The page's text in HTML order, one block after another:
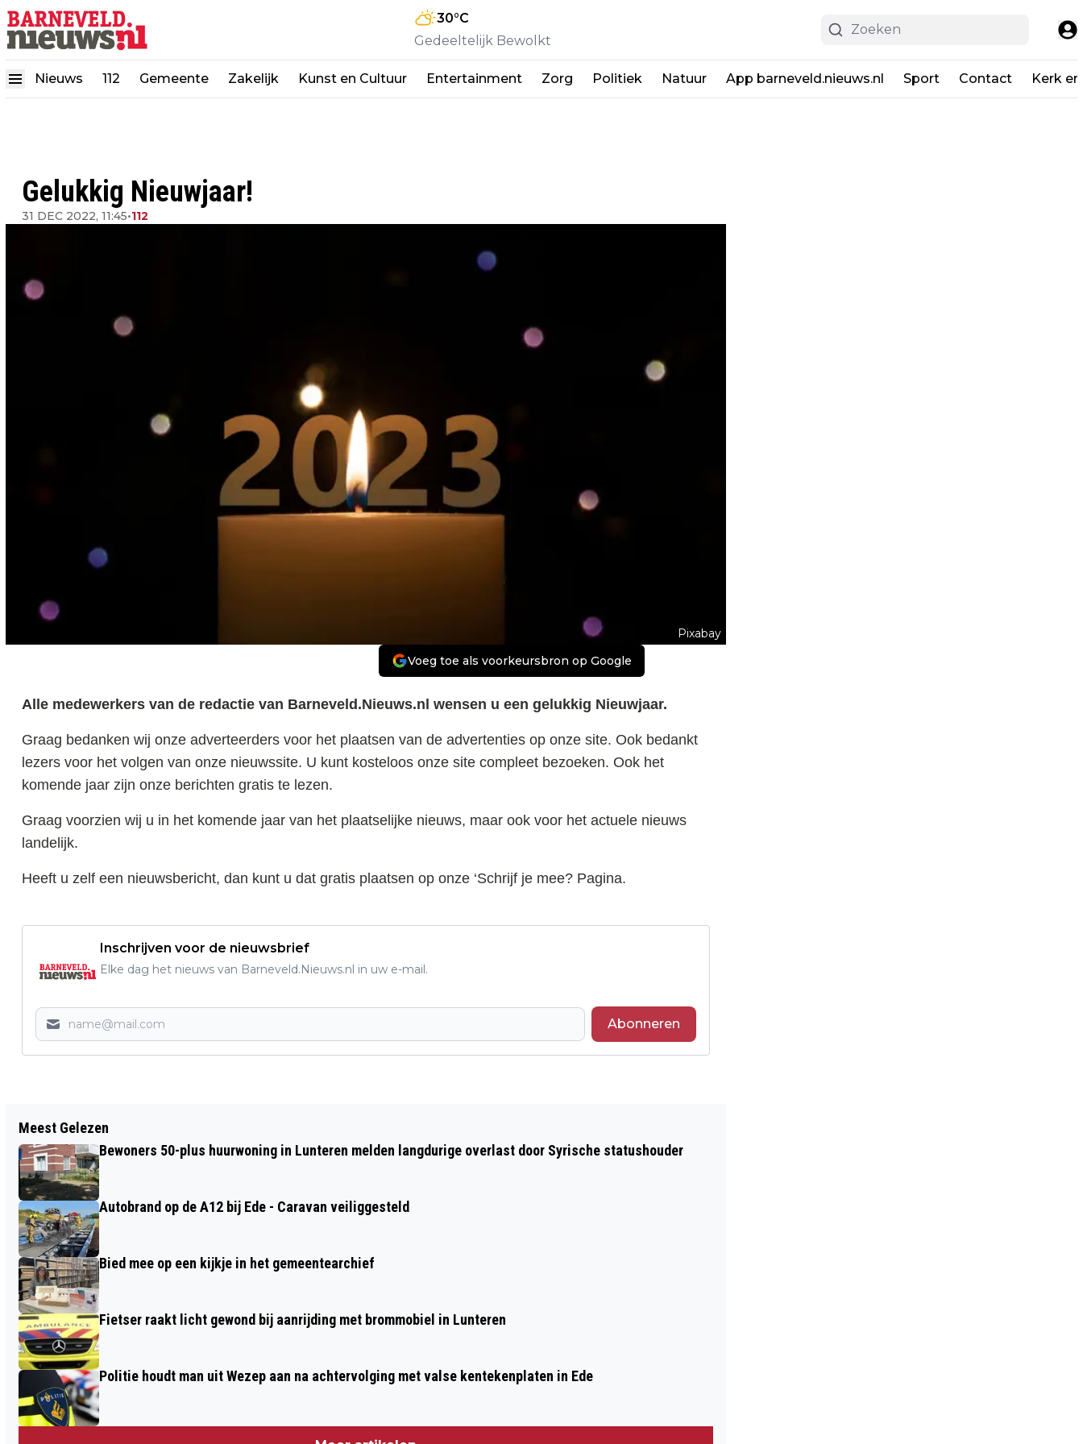
30°C
Gedeeltelijk Bewolkt
Nieuws 112 Gemeente Zakelijk Kunst en Cultuur Entertainment Zorg Politiek Natuur App barneveld.nieuws.nl Sport Contact Kerk
Gelukkig Nieuwjaar!
31 DEC 2022, 11:45•112
Pixabay
Voeg toe als voorkeursbron op Google
Alle medewerkers van de redactie van Barneveld.Nieuws.nl wensen u een gelukkig Nieuwjaar.
Graag bedanken wij onze adverteerders voor het plaatsen van de advertenties op onze site. Ook bedankt
lezers voor het volgen van onze nieuwssite. U kunt kosteloos onze site compleet bezoeken. Ook het
komende jaar zijn onze berichten gratis te lezen.
Graag voorzien wij u in het komende jaar van het plaatselijke nieuws, maar ook voor het actuele nieuws
landelijk.
Heeft u zelf een nieuwsbericht, dan kunt u dat gratis plaatsen op onze ‘Schrijf je mee? Pagina.
Inschrijven voor de nieuwsbrief
Elke dag het nieuws van Barneveld.Nieuws.nl in uw e-mail.
Abonneren
EEN RESPECTVOLLE TOEKOMST VOOR
IEDEREEN
Meest Gelezen
Bewoners 50-plus huurwoning in Lunteren melden langdurige overlast door Syrische statushouder
Autobrand op de A12 bij Ede - Caravan veiliggesteld
Bied mee op een kijkje in het gemeentearchief
Fietser raakt licht gewond bij aanrijding met brommobiel in Lunteren
Politie houdt man uit Wezep aan na achtervolging met valse kentekenplaten in Ede